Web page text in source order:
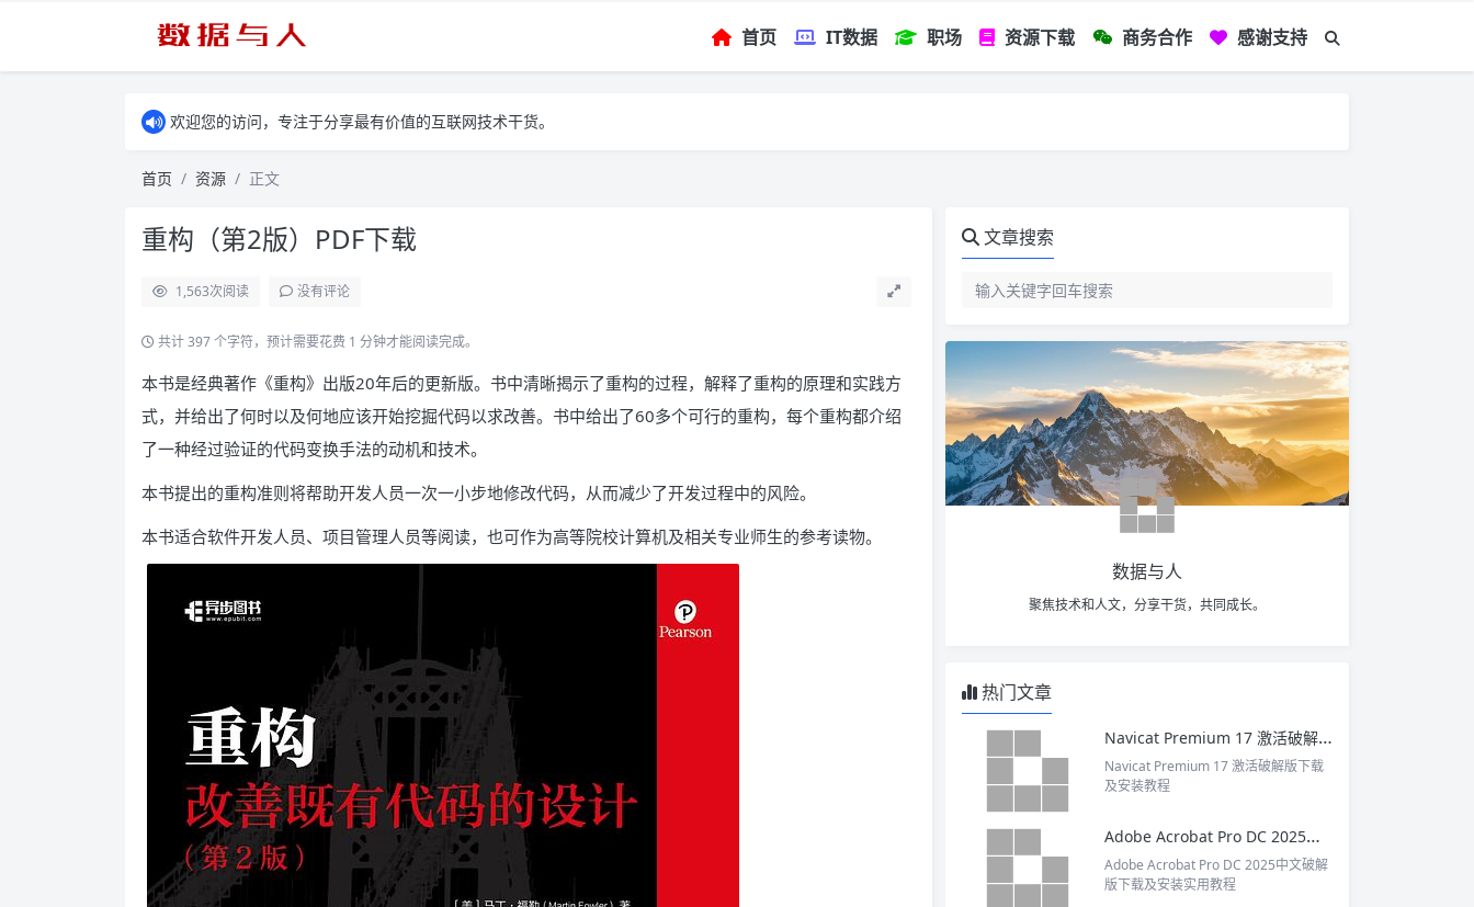
首页 IT数据 职场 资源下载 商务合作 感谢支持
欢迎您的访问，专注于分享最有价值的互联网技术干货。
首页 资源 正文
重构（第2版）PDF下载
1,563次阅读 没有评论
共计 397 个字符，预计需要花费 1 分钟才能阅读完成。
本书是经典著作《重构》出版20年后的更新版。书中清晰揭示了重构的过程，解释了重构的原理和实践方
式，并给出了何时以及何地应该开始挖掘代码以求改善。书中给出了60多个可行的重构，每个重构都介绍
了一种经过验证的代码变换手法的动机和技术。
本书提出的重构准则将帮助开发人员一次一小步地修改代码，从而减少了开发过程中的风险。
本书适合软件开发人员、项目管理人员等阅读，也可作为高等院校计算机及相关专业师生的参考读物。
文章搜索
数据与人
聚焦技术和人文，分享干货，共同成长。
热门文章
Navicat Premium 17 激活破解版下载及安装教程
Navicat Premium 17 激活破解版下载
及安装教程
Adobe Acrobat Pro DC 2025中文破解版下载及安装实用教程
Adobe Acrobat Pro DC 2025中文破解
版下载及安装实用教程